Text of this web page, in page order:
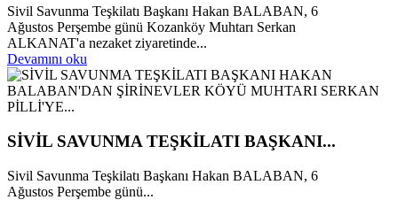
Sivil Savunma Teşkilatı Başkanı Hakan BALABAN, 6
Ağustos Perşembe günü Kozanköy Muhtarı Serkan
ALKANAT'a nezaket ziyaretinde...
Devamını oku
SİVİL SAVUNMA TEŞKİLATI BAŞKANI...
Sivil Savunma Teşkilatı Başkanı Hakan BALABAN, 6
Ağustos Perşembe günü...